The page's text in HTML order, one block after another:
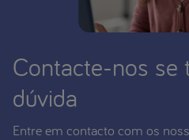
Contacte-nos se
dúvida
Entre em contacto com os